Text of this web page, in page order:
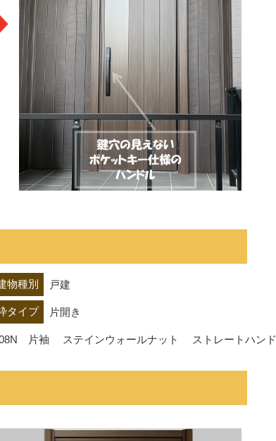
物種別 戸建
タイプ 片開き
　片袖 　ステインウォールナット　 ストレートハン